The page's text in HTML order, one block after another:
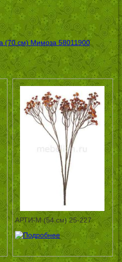
АРТИ-М (54 см) 25-227